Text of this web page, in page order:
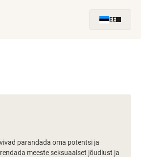
EE
parandada oma potentsi ja
meeste seksuaalset jõudlust ja